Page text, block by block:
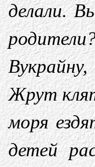
делали.
Жрут
моря
детей